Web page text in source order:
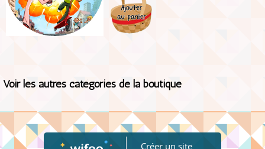
Voir les autres catégories de la boutique
Créer un site